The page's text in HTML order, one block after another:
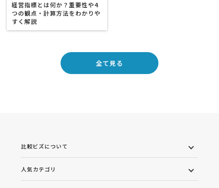
経営指標とは何か？重要性や4
つの観点・計算方法をわかりや
すく解説
全て見る
比較ビズについて
人気カテゴリ